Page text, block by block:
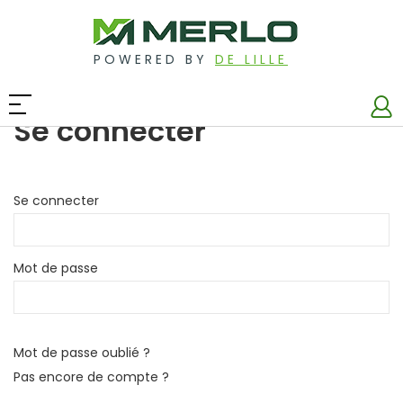
POWERED BY DE LILLE
Se connecter
Se connecter
Mot de passe
Mot de passe oublié ?
Pas encore de compte ?